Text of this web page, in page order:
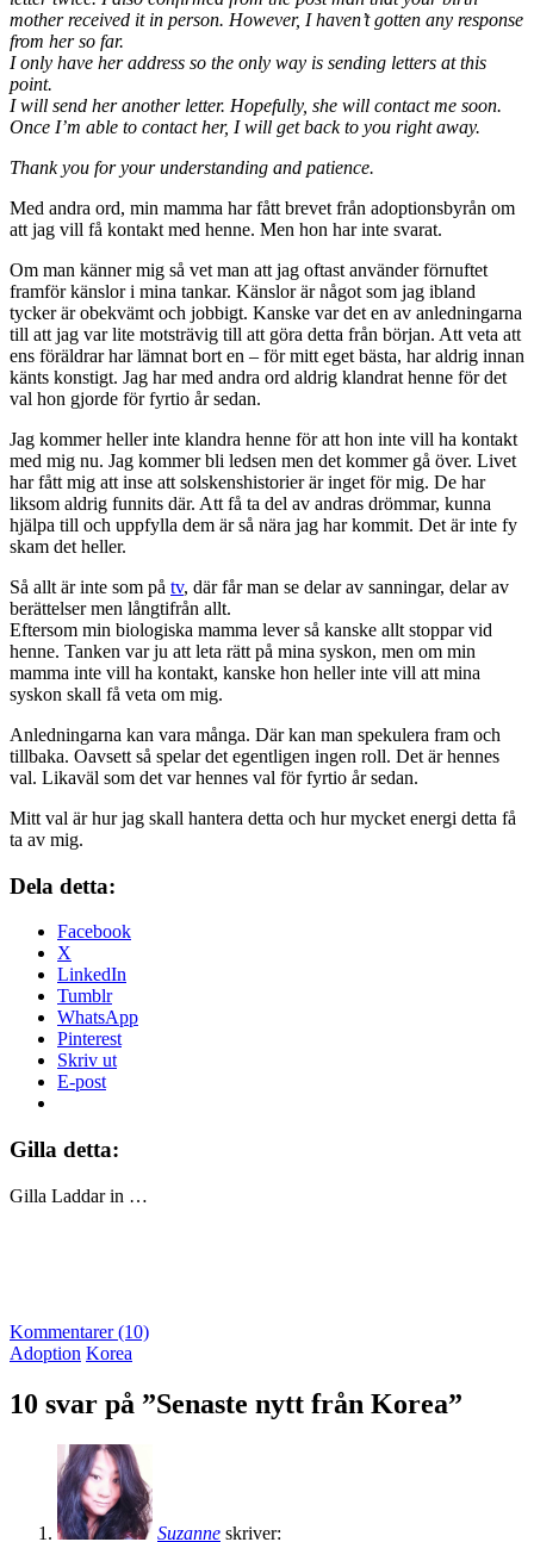
mother received it in person. However, I haven’t gotten any response
from her so far.
I only have her address so the only way is sending letters at this
point.
I will send her another letter. Hopefully, she will contact me soon.
Once I’m able to contact her, I will get back to you right away.
Thank you for your understanding and patience.
Med andra ord, min mamma har fått brevet från adoptionsbyrån om
att jag vill få kontakt med henne. Men hon har inte svarat.
Om man känner mig så vet man att jag oftast använder förnuftet
framför känslor i mina tankar. Känslor är något som jag ibland
tycker är obekvämt och jobbigt. Kanske var det en av anledningarna
till att jag var lite motsträvig till att göra detta från början. Att veta att
ens föräldrar har lämnat bort en – för mitt eget bästa, har aldrig innan
känts konstigt. Jag har med andra ord aldrig klandrat henne för det
val hon gjorde för fyrtio år sedan.
Jag kommer heller inte klandra henne för att hon inte vill ha kontakt
med mig nu. Jag kommer bli ledsen men det kommer gå över. Livet
har fått mig att inse att solskenshistorier är inget för mig. De har
liksom aldrig funnits där. Att få ta del av andras drömmar, kunna
hjälpa till och uppfylla dem är så nära jag har kommit. Det är inte fy
skam det heller.
Så allt är inte som på tv, där får man se delar av sanningar, delar av
berättelser men långtifrån allt.
Eftersom min biologiska mamma lever så kanske allt stoppar vid
henne. Tanken var ju att leta rätt på mina syskon, men om min
mamma inte vill ha kontakt, kanske hon heller inte vill att mina
syskon skall få veta om mig.
Anledningarna kan vara många. Där kan man spekulera fram och
tillbaka. Oavsett så spelar det egentligen ingen roll. Det är hennes
val. Likaväl som det var hennes val för fyrtio år sedan.
Mitt val är hur jag skall hantera detta och hur mycket energi detta få
ta av mig.
Dela detta:
Facebook
X
LinkedIn
Tumblr
WhatsApp
Pinterest
Skriv ut
E-post
Gilla detta:
Gilla Laddar in …
Kommentarer (10)
Adoption Korea
10 svar på ”Senaste nytt från Korea”
Suzanne skriver: